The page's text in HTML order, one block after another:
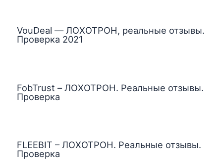
VouDeal — ЛОХОТРОН, реальные отзывы.
Проверка 2021
FobTrust – ЛОХОТРОН. Реальные отзывы.
Проверка
FLEEBIT – ЛОХОТРОН. Реальные отзывы.
Проверка